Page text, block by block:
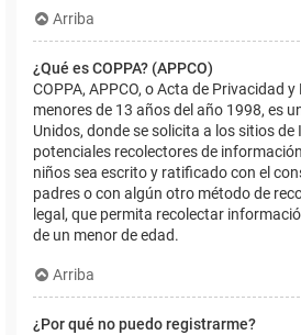
Arriba
¿Qué es COPPA? (APPCO)
COPPA, APPCO, o Acta de Privacidad
menores de 13 años del año 1998, es
Unidos, donde se solicita a los sitios
potenciales recolectores de
niños sea escrito y ratificado con el
padres o con algún otro método de
legal, que permita recolectar
de un menor de edad.
Arriba
¿Por qué no puedo registrarme?